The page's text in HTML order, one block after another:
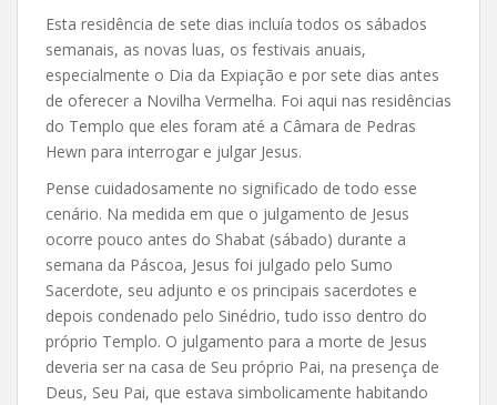
Esta residência de sete dias incluía todos os sábados
semanais, as novas luas, os festivais anuais,
especialmente o Dia da Expiação e por sete dias antes
de oferecer a Novilha Vermelha. Foi aqui nas residências
do Templo que eles foram até a Câmara de Pedras
Hewn para interrogar e julgar Jesus.
Pense cuidadosamente no significado de todo esse
cenário. Na medida em que o julgamento de Jesus
ocorre pouco antes do Shabat (sábado) durante a
semana da Páscoa, Jesus foi julgado pelo Sumo
Sacerdote, seu adjunto e os principais sacerdotes e
depois condenado pelo Sinédrio, tudo isso dentro do
próprio Templo. O julgamento para a morte de Jesus
deveria ser na casa de Seu próprio Pai, na presença de
Deus, Seu Pai, que estava simbolicamente habitando